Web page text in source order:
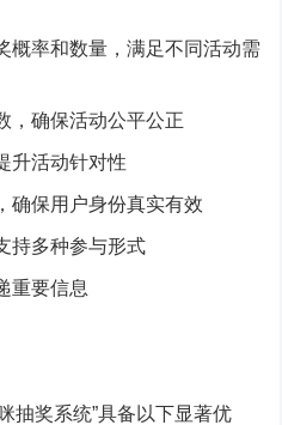
概率和数量，满足不同活动需
，确保活动公平公正
升活动针对性
确保用户身份真实有效
持多种参与形式
重要信息
抽奖系统”具备以下显著优